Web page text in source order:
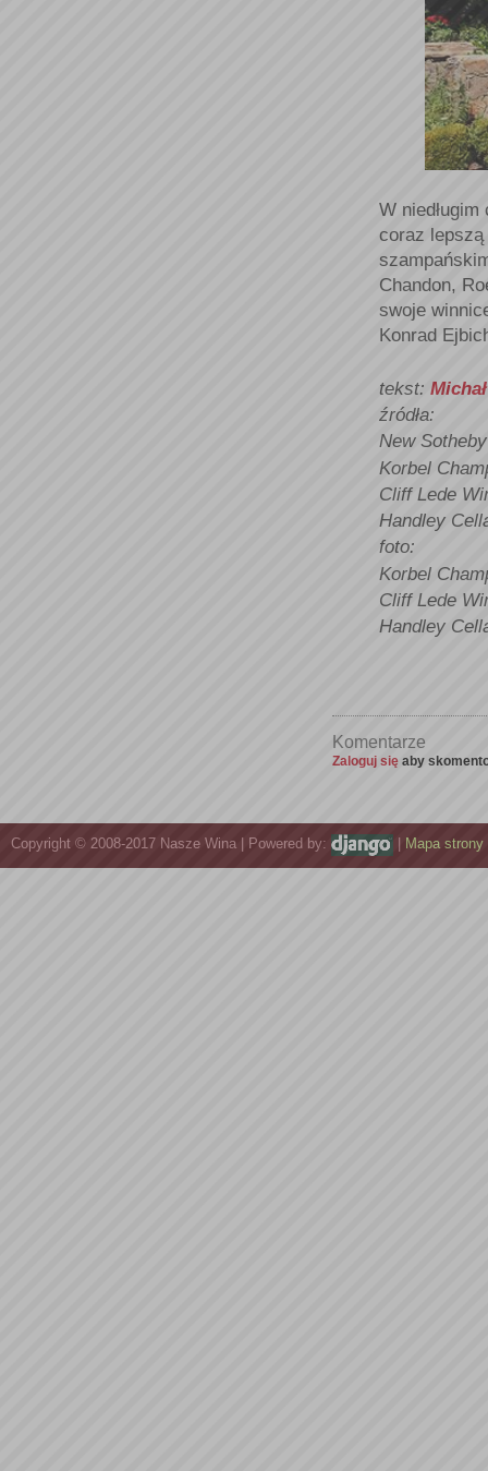
W
coraz lepszą
Chandon,
swoje
Konrad
tekst:
źródła:
New
Korbel
Cliff Lede
Handley
foto:
Korbel
Cliff Lede
Handley
Komentarze
Zaloguj się aby
Copyright © 2008-2017 Nasze Wina | Powered by: Mapa strony